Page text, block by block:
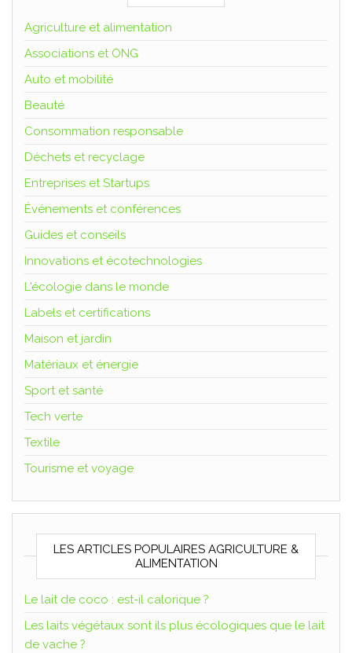
Agriculture et alimentation
Associations et ONG
Auto et mobilité
Beauté
Consommation responsable
Déchets et recyclage
Entreprises et Startups
Événements et conférences
Guides et conseils
Innovations et écotechnologies
L'écologie dans le monde
Labels et certifications
Maison et jardin
Matériaux et énergie
Sport et santé
Tech verte
Textile
Tourisme et voyage
LES ARTICLES POPULAIRES AGRICULTURE &
ALIMENTATION
Le lait de coco : est-il calorique ?
Les laits végétaux sont ils plus écologiques que le lait
de vache ?